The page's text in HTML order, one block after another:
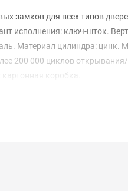
замков для всех типов
исполнения: ключ-шток.
Материал цилиндра: цинк.
200 000 циклов
коробка.